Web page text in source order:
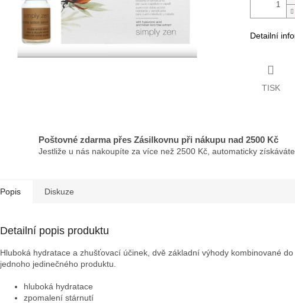
Detailní
TISK
Poštovné zdarma přes Zásilkovnu při nákupu nad 2500 Kč
Jestliže u nás nakoupíte za více než 2500 Kč, automaticky
Popis Diskuze
Detailní popis produktu
Hluboká hydratace a zhušťovací účinek, dvě základní výhody kombinované do
jednoho jedinečného produktu.
hluboká hydratace
zpomalení stárnutí